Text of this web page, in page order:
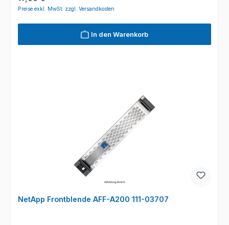
Preise exkl. MwSt. zzgl. Versandkosten
In den Warenkorb
NetApp Frontblende AFF-A200 111-03707